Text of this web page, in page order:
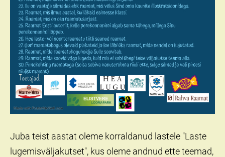
Juba teist aastat oleme korraldanud lastele "Laste
lugemisväljakutset", kus oleme andnud ette teemad,